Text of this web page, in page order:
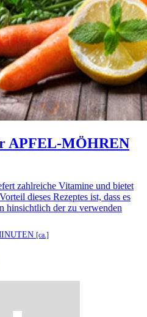
APFEL-MÖHREN
zahlreiche Vitamine und bietet
dieses Rezeptes ist, dass es
hinsichtlich der zu verwenden
[ca.]